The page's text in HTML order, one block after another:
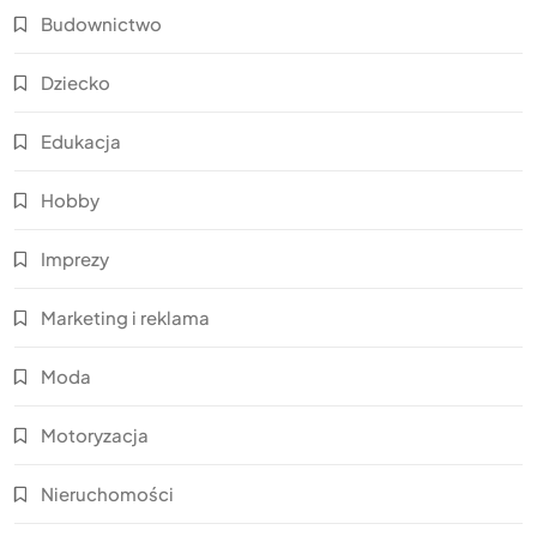
Budownictwo
Dziecko
Edukacja
Hobby
Imprezy
Marketing i reklama
Moda
Motoryzacja
Nieruchomości